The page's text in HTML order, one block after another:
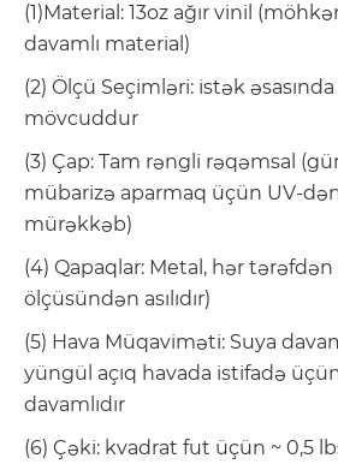
(1)Material: 13oz ağır vinil
davamlı material)
(2) Ölçü Seçimləri: istək
mövcuddur
(3) Çap: Tam rəngli rəqəmsal
mübarizə aparmaq üçün UV-
mürəkkəb)
(4) Qapaqlar: Metal, hər
ölçüsündən asılıdır)
(5) Hava Müqaviməti: Suya
yüngül açıq havada istifadə
davamlıdır
(6) Çəki: kvadrat fut üçün ~ 0,5